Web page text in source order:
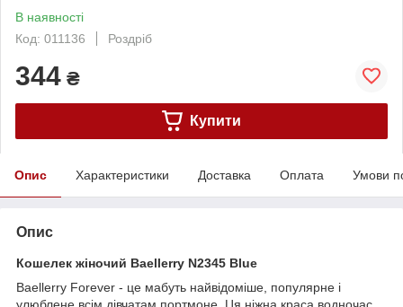
В наявності
Код: 011136
Роздріб
344 ₴
Купити
Опис Характеристики Доставка Оплата Умови
Опис
Кошелек жіночий Baellerry N2345 Blue
Baellerry Forever - це мабуть найвідоміше, популярне і
улюблене всім дівчатам портмоне. Ця ніжна краса водночас